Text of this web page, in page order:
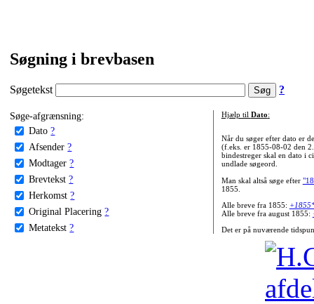
Søgning i brevbasen
Søgetekst ?
Søge-afgrænsning:
Dato ?
Afsender ?
Modtager ?
Brevtekst ?
Herkomst ?
Original Placering ?
Metatekst ?
Hjælp til Dato:
Når du søger efter dato er
(f.eks. er 1855-08-02 den
bindestreger skal en dato i
undlade søgeord.
Man skal altså søge efter
1855.
Alle breve fra 1855:
Alle breve fra august 1855:
Det er på nuværende